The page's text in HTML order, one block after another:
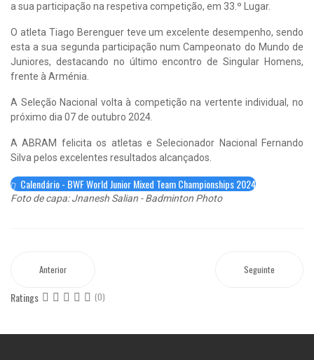
a sua participação na respetiva competição, em 33.º Lugar.
O atleta Tiago Berenguer teve um excelente desempenho, sendo
esta a sua segunda participação num Campeonato do Mundo de
Juniores, destacando no último encontro de Singular Homens,
frente à Arménia.
A Seleção Nacional volta à competição na vertente individual, no
próximo dia 07 de outubro 2024.
A ABRAM felicita os atletas e Selecionador Nacional Fernando
Silva pelos excelentes resultados alcançados.
Calendário - BWF World Junior Mixed Team Championships 2024
Foto de capa: Jnanesh Salian - Badminton Photo
Anterior Seguinte
Ratings (0)